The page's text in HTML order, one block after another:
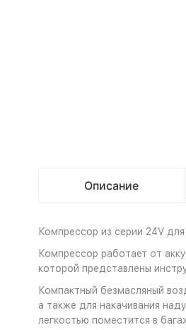
Описание
Компрессор из серии 24V
Компрессор работает от
которой представлены
Компактный безмасляный
а также для накачивания
легкостью поместится в